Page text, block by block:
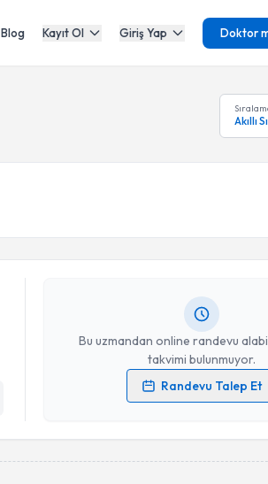
Blog Kayıt Ol Giriş Yap Doktor
Akıllı
Bu uzmandan online randevu
takvimi bulunmuyor.
Randevu Talep Et
bu uzmandan randevu almanız için bir
posta ile bilgilendireceğiz.
Kişisel verilerimin işlenmesine ilişkin
işlenmesini kabul ediyorum.